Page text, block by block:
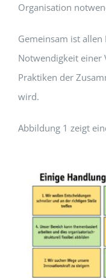
Organisation
Gemeinsam ist allen
Notwendigkeit einer
Praktiken der
wird.
Abbildung 1 zeigt